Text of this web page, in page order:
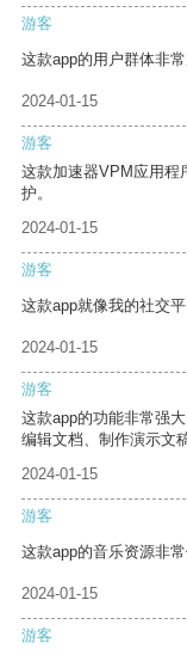
游客
这款app的用户群体非
2024-01-15
游客
这款加速器VPM应用程
护。
2024-01-15
游客
这款app就像我的社交
2024-01-15
游客
这款app的功能非常强
编辑文档、制作演示文
2024-01-15
游客
这款app的音乐资源非
2024-01-15
游客